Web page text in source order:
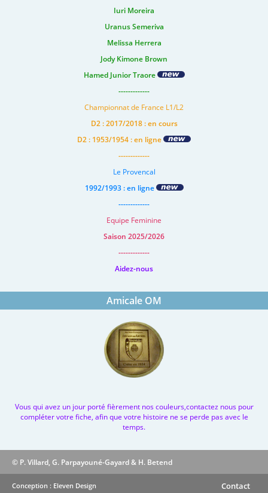
Iuri Moreira
Uranus Semeriva
Melissa Herrera
Jody Kimone Brown
Hamed Junior Traore
-------------
Championnat de France L1/L2
D2 : 2017/2018 : en cours
D2 : 1953/1954 : en ligne
-------------
Le Provencal
1992/1993 : en ligne
-------------
Equipe Feminine
Saison 2025/2026
-------------
Aidez-nous
Amicale OM
Vous qui avez un jour porté fièrement nos couleurs,contactez nous pour
compléter votre fiche, afin que votre histoire ne se perde pas avec le
temps.
© P. Villard, G. Parpayouné-Gayard & H. Betend
Conception : Eleven Design Contact